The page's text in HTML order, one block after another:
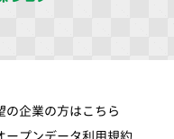
の企業の方はこちら
ープンデータ利用規約